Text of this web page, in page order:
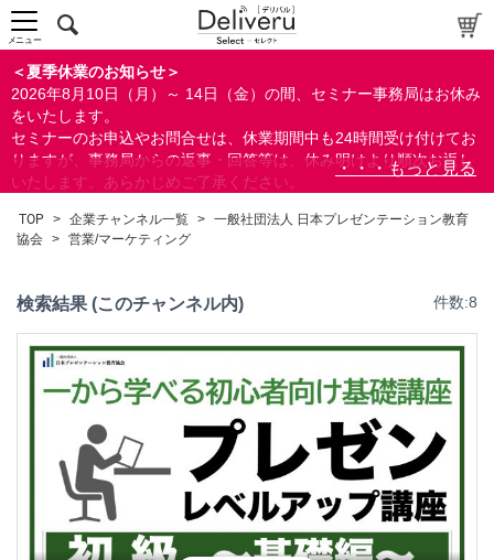
＜夏季休業のお知らせ＞
2026年8月10日（月）～ 14日（金）の間、セミナー事務局はお休み
をいたします。
セミナーのお申込やお問合せは、休業期間中も24時間受け付けてお
りますが、事務局からの返事・回答等は、休み明けより順次お返し
いたします。あらかじめご了承ください。
ができます。
メニュー
TOP > 企業チャンネル一覧 > 一般社団法人 日本プレゼンテーション教育
協会 > 営業/マーケティング
検索結果 (このチャンネル内) 件数:8